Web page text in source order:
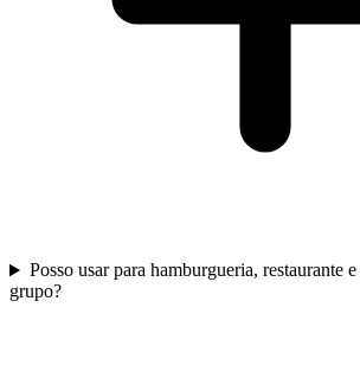
Posso usar para hamburgueria, restaurante
grupo?